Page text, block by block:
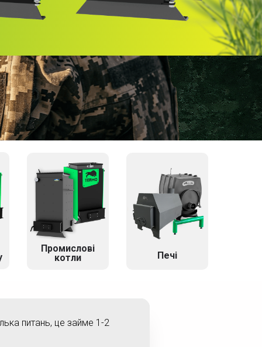
Печі
Промислові
котли
питань, це займе 1-2